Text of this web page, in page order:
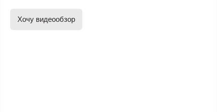
Хочу видеообзор